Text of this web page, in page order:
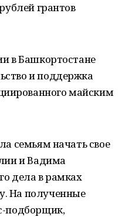
грантов
в Башкортостане
и поддержка
майским
семьям начать свое
и Вадима
дела в рамках
На полученные
подборщик,